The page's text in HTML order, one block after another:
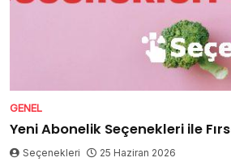
GENEL
Yeni Abonelik Seçenekleri ile
Seçenekleri 25 Haziran 2026